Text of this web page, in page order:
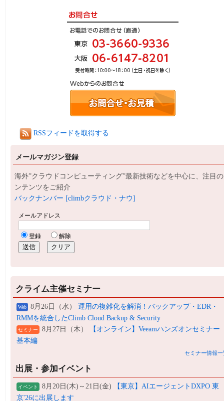
RSSフィードを取得する
メールマガジン登録
海外”クラウドコンピューティング”最新技術などを中心に、注目
ンテンツをご紹介
バックナンバー [climbクラウド・ナウ]
クライム主催セミナー
Web 8月26日（水） 運用の複雑化を解消！バックアップ・EDR・
RMMを統合したClimb Cloud Backup & Security
セミナー 8月27日（木）
【オンライン】Veeamハンズオンセミナー
基本編
セミナー情報一
出展・参加イベント
イベント 8月20日(木)～21日(金)
【東京】AIエージェントDXPO 東
京'26に出展します